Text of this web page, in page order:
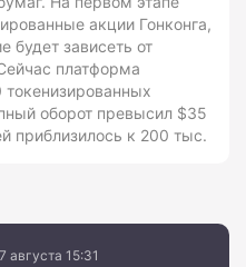
акции Гонконга,
будет зависеть от
платформа
оборот превысил $35
приблизилось к 200 тыс.
августа 15:31